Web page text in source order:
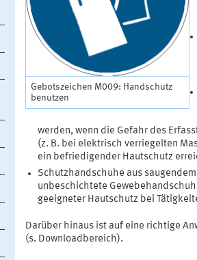
Gebotszeichen M009: Handschutz
benutzen
werden, wenn die Gefahr des
(z. B. bei elektrisch verriegelten
ein befriedigender Hautschutz
Schutzhandschuhe aus
unbeschichtete
geeigneter Hautschutz bei
Darüber hinaus ist auf eine richtige
(s. Downloadbereich).